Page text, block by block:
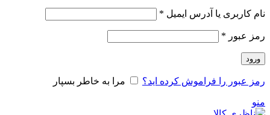
نام کاربری یا آدرس ایمیل *
رمز عبور *
ورود
رمز عبور را فراموش کرده اید؟ مرا به خاطر بسپار
منو